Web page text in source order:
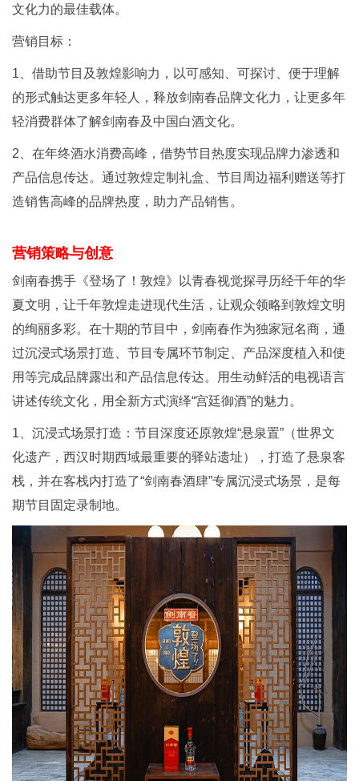
文化力的最佳载体。
营销目标：
1、借助节目及敦煌影响力，以可感知、可探讨、便于理解
的形式触达更多年轻人，释放剑南春品牌文化力，让更多年
轻消费群体了解剑南春及中国白酒文化。
2、在年终酒水消费高峰，借势节目热度实现品牌力渗透和
产品信息传达。通过敦煌定制礼盒、节目周边福利赠送等打
造销售高峰的品牌热度，助力产品销售。
营销策略与创意
剑南春携手《登场了！敦煌》以青春视觉探寻历经千年的华
夏文明，让千年敦煌走进现代生活，让观众领略到敦煌文明
的绚丽多彩。在十期的节目中，剑南春作为独家冠名商，通
过沉浸式场景打造、节目专属环节制定、产品深度植入和使
用等完成品牌露出和产品信息传达。用生动鲜活的电视语言
讲述传统文化，用全新方式演绎“宫廷御酒”的魅力。
1、沉浸式场景打造：节目深度还原敦煌“悬泉置”（世界文
化遗产，西汉时期西域最重要的驿站遗址），打造了悬泉客
栈，并在客栈内打造了“剑南春酒肆”专属沉浸式场景，是每
期节目固定录制地。